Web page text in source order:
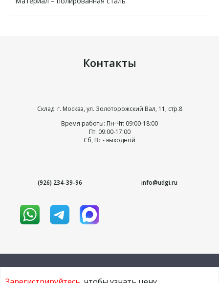
Контакты
Склад: г. Москва, ул. Золоторожский Вал, 11, стр.8
Время работы: Пн-Чт: 09:00-18:00
Пт: 09:00-17:00
Сб, Вс - выходной
(926) 234-39-96 info@udgi.ru